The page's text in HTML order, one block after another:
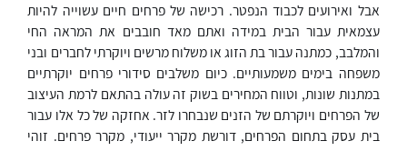
אבל ואירועים לכבוד הנפטר. רכישה של פרחים חיים עשוייה להיות
עצמאית עבור הבית במידה ואתם מאד חובבים את המראה החי
והמלבב, כמתנה עבור בת הזוג או משלוח מרשים ויוקרתי לחברים ובני
משפחה בימים משמעותיים. כיום משלבים סידורי פרחים יוקרתיים
במתנות שונות, וטווח המחירים בשוק זה עולה בהתאם לרמת העיצוב
של הפרחים ויוקרתם של הזנים שנבחרו לזר. אחזקה של כל אלו עבור
בית עסק בתחום הפרחים, דורשת מקרר ייעודי, מקרר פרחים. זוהי